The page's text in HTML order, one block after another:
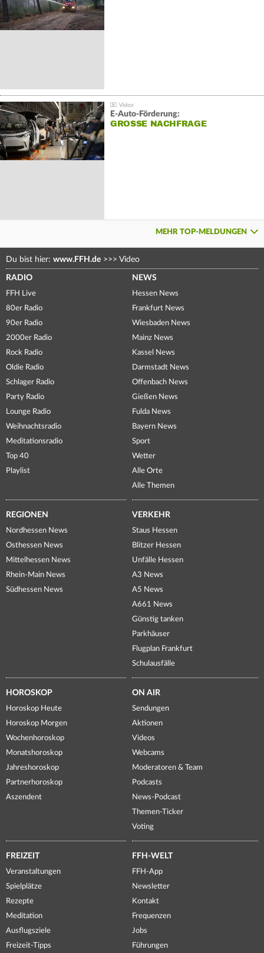
E-Auto-Förderung:
GROSSE NACHFRAGE
MEHR TOP-MELDUNGEN
Du bist hier: www.FFH.de >>> Video
RADIO
FFH Live
80er Radio
90er Radio
2000er Radio
Rock Radio
Oldie Radio
Schlager Radio
Party Radio
Lounge Radio
Weihnachtsradio
Meditationsradio
Top 40
Playlist
NEWS
Hessen News
Frankfurt News
Wiesbaden News
Mainz News
Kassel News
Darmstadt News
Offenbach News
Gießen News
Fulda News
Bayern News
Sport
Wetter
Alle Orte
Alle Themen
REGIONEN
Nordhessen News
Osthessen News
Mittelhessen News
Rhein-Main News
Südhessen News
VERKEHR
Staus Hessen
Blitzer Hessen
Unfälle Hessen
A3 News
A5 News
A661 News
Günstig tanken
Parkhäuser
Flugplan Frankfurt
Schulausfälle
HOROSKOP
Horoskop Heute
Horoskop Morgen
Wochenhoroskop
Monatshoroskop
Jahreshoroskop
Partnerhoroskop
Aszendent
ON AIR
Sendungen
Aktionen
Videos
Webcams
Moderatoren & Team
Podcasts
News-Podcast
Themen-Ticker
Voting
FREIZEIT
Veranstaltungen
Spielplätze
Rezepte
Meditation
Ausflugsziele
Freizeit-Tipps
FFH-WELT
FFH-App
Newsletter
Kontakt
Frequenzen
Jobs
Führungen